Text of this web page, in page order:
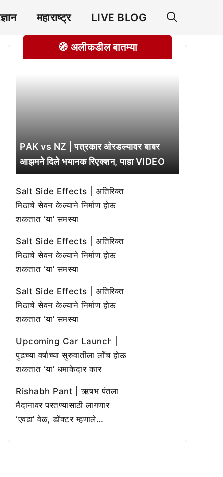
महाराष्ट्र LIVE BLOG
🧭 अलीकडील बातम्या
PAK vs NZ | पत्रकार ओरडल्यावर बाबर
आझमने दिले भयानक रिएक्शन, पाहा VIDEO
Salt Side Effects | अतिरिक्त
मिठाचे सेवन केल्याने निर्माण होऊ
शकतात ‘या’ समस्या
Salt Side Effects | अतिरिक्त
मिठाचे सेवन केल्याने निर्माण होऊ
शकतात ‘या’ समस्या
Salt Side Effects | अतिरिक्त
मिठाचे सेवन केल्याने निर्माण होऊ
शकतात ‘या’ समस्या
Upcoming Car Launch |
पुढच्या वर्षाच्या सुरुवातीला लाँच होऊ
शकतात ‘या’ धमाकेदार कार
Rishabh Pant | ऋषभ पंतला
मैदानावर परतण्यासाठी लागणार
‘एवढा’ वेळ, डॉक्टर म्हणाले…